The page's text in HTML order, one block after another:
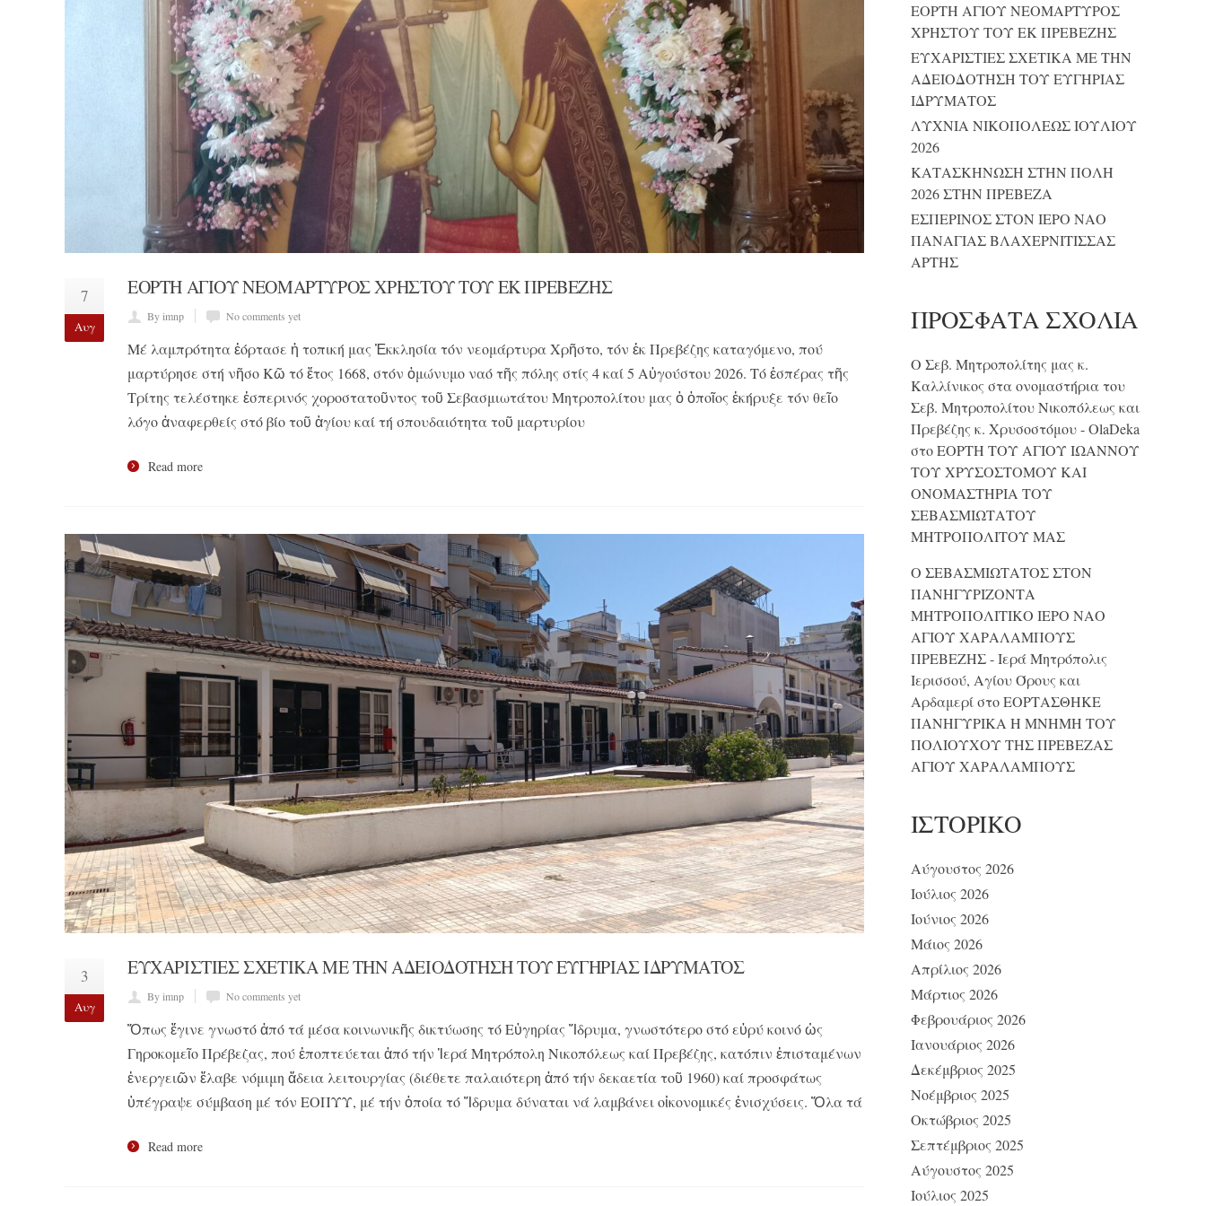
7
Αυγ
ΕΟΡΤΗ ΑΓΙΟΥ ΝΕΟΜΑΡΤΥΡΟΣ ΧΡΗΣΤΟΥ ΤΟΥ ΕΚ ΠΡΕΒΕΖΗΣ
By imnp No comments yet
Μέ λαμπρότητα ἑόρτασε ἡ τοπική μας Ἐκκλησία τόν νεομάρτυρα Χρῆστο, τόν ἐκ Πρεβέζης καταγόμενο, πού
μαρτύρησε στή νῆσο Κῶ τό ἔτος 1668, στόν ὁμώνυμο ναό τῆς πόλης στίς 4 καί 5 Αὐγούστου 2026. Τό ἑσπέρας τῆς
Τρίτης τελέστηκε ἑσπερινός χοροστατοῦντος τοῦ Σεβασμιωτάτου Μητροπολίτου μας ὁ ὁποῖος ἐκήρυξε τόν θεῖο
λόγο ἀναφερθείς στό βίο τοῦ ἁγίου καί τή σπουδαιότητα τοῦ μαρτυρίου
Read more
3
Αυγ
ΕΥΧΑΡΙΣΤΙΕΣ ΣΧΕΤΙΚΑ ΜΕ ΤΗΝ ΑΔΕΙΟΔΟΤΗΣΗ ΤΟΥ ΕΥΓΗΡΙΑΣ ΙΔΡΥΜΑΤΟΣ
By imnp No comments yet
Ὅπως ἔγινε γνωστό ἀπό τά μέσα κοινωνικῆς δικτύωσης τό Εὐγηρίας Ἵδρυμα, γνωστότερο στό εὐρύ κοινό ὡς
Γηροκομεῖο Πρέβεζας, πού ἐποπτεύεται ἀπό τήν Ἱερά Μητρόπολη Νικοπόλεως καί Πρεβέζης, κατόπιν ἐπισταμένων
ἐνεργειῶν ἔλαβε νόμιμη ἄδεια λειτουργίας (διέθετε παλαιότερη ἀπό τήν δεκαετία τοῦ 1960) καί προσφάτως
ὑπέγραψε σύμβαση μέ τόν ΕΟΠΥΥ, μέ τήν ὁποία τό Ἵδρυμα δύναται νά λαμβάνει οἰκονομικές ἐνισχύσεις. Ὅλα τά
Read more
ΕΟΡΤΗ ΑΓΙΟΥ ΝΕΟΜΑΡΤΥΡΟΣ
ΧΡΗΣΤΟΥ ΤΟΥ ΕΚ ΠΡΕΒΕΖΗΣ
ΕΥΧΑΡΙΣΤΙΕΣ ΣΧΕΤΙΚΑ ΜΕ ΤΗΝ
ΑΔΕΙΟΔΟΤΗΣΗ ΤΟΥ ΕΥΓΗΡΙΑΣ
ΙΔΡΥΜΑΤΟΣ
ΛΥΧΝΙΑ ΝΙΚΟΠΟΛΕΩΣ ΙΟΥΛΙΟΥ
2026
ΚΑΤΑΣΚΗΝΩΣΗ ΣΤΗΝ ΠΟΛΗ
2026 ΣΤΗΝ ΠΡΕΒΕΖΑ
ΕΣΠΕΡΙΝΟΣ ΣΤΟΝ ΙΕΡΟ ΝΑΟ
ΠΑΝΑΓΙΑΣ ΒΛΑΧΕΡΝΙΤΙΣΣΑΣ
ΑΡΤΗΣ
ΠΡΌΣΦΑΤΑ ΣΧΌΛΙΑ
Ο Σεβ. Μητροπολίτης μας κ.
Καλλίνικος στα ονομαστήρια του
Σεβ. Μητροπολίτου Νικοπόλεως και
Πρεβέζης κ. Χρυσοστόμου - OlaDeka
στοΕΟΡΤΗ ΤΟΥ ΑΓΙΟΥ ΙΩΑΝΝΟΥ
ΤΟΥ ΧΡΥΣΟΣΤΟΜΟΥ ΚΑΙ
ONΟΜΑΣΤΗΡΙΑ ΤΟΥ
ΣΕΒΑΣΜΙΩΤΑΤΟΥ
ΜΗΤΡΟΠΟΛΙΤΟΥ ΜΑΣ
Ο ΣΕΒΑΣΜΙΩΤΑΤΟΣ ΣΤΟΝ
ΠΑΝΗΓΥΡΙΖΟΝΤΑ
ΜΗΤΡΟΠΟΛΙΤΙΚΟ ΙΕΡΟ ΝΑΟ
ΑΓΙΟΥ ΧΑΡΑΛΑΜΠΟΥΣ
ΠΡΕΒΕΖΗΣ - Ιερά Μητρόπολις
Ιερισσού, Αγίου Όρους και
ΑρδαμερίστοΕΟΡΤΑΣΘΗΚΕ
ΠΑΝΗΓΥΡΙΚΑ Η ΜΝΗΜΗ ΤΟΥ
ΠΟΛΙΟΥΧΟΥ ΤΗΣ ΠΡΕΒΕΖΑΣ
ΑΓΙΟΥ ΧΑΡΑΛΑΜΠΟΥΣ
ΙΣΤΟΡΙΚΌ
Αύγουστος 2026
Ιούλιος 2026
Ιούνιος 2026
Μάιος 2026
Απρίλιος 2026
Μάρτιος 2026
Φεβρουάριος 2026
Ιανουάριος 2026
Δεκέμβριος 2025
Νοέμβριος 2025
Οκτώβριος 2025
Σεπτέμβριος 2025
Αύγουστος 2025
Ιούλιος 2025